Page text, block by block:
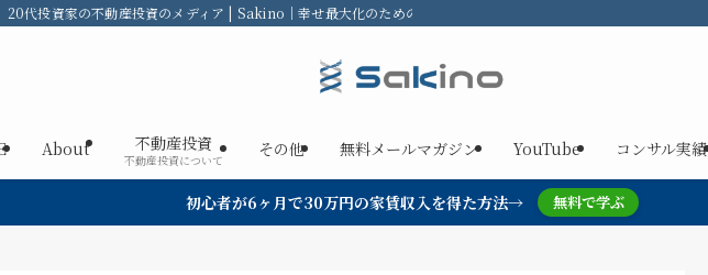
代投資家の不動産投資のメディア | Sakino｜幸せ最大化のための不動産投資
About 不動産投資
不動産投資について
その他 無料メールマガジン YouTube コンサル実績
初心者が6ヶ月で30万円の家賃収入を得た方法→ 無料で学ぶ